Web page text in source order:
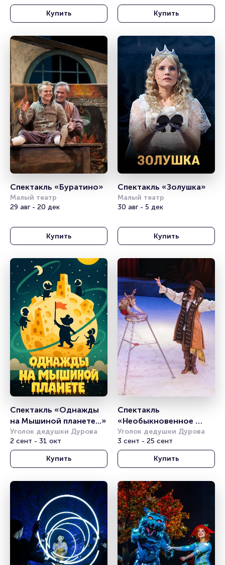
Купить Купить
Спектакль «Буратино»
Малый театр
29 авг - 20 дек
Купить
Спектакль «Золушка»
Малый театр
30 авг - 5 дек
Купить
Спектакль «Однажды
на Мышиной планете...»
Уголок дедушки Дурова
2 сент - 31 окт
Купить
Спектакль
«Необыкновенное
путешествие»
Уголок дедушки Дурова
3 сент - 25 сент
Купить